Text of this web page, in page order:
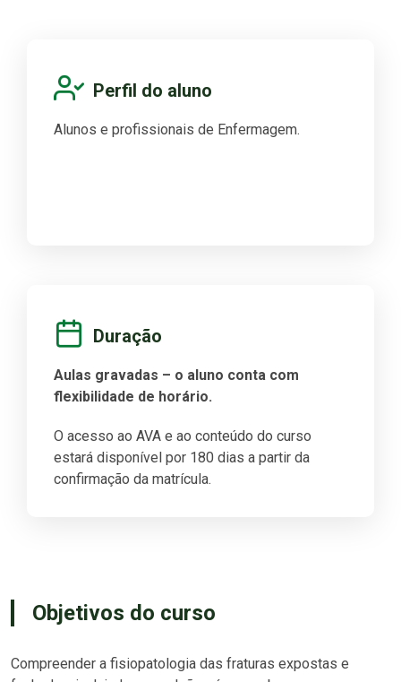
Perfil do aluno
Alunos e profissionais de Enfermagem.
Duração
Aulas gravadas – o aluno conta com
flexibilidade de horário.
O acesso ao AVA e ao conteúdo do curso
estará disponível por 180 dias a partir da
confirmação da matrícula.
Objetivos do curso
Compreender a fisiopatologia das fraturas expostas e